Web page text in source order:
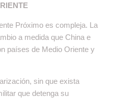
Próximo es compleja. La
a medida que China e
países de Medio Oriente y
sin que exista
que detenga su